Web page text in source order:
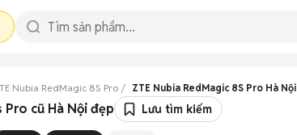
Nubia RedMagic 8S Pro ZTE Nubia RedMagic 8S Pro Hà Nội
Pro cũ Hà Nội đẹp Lưu tìm kiếm